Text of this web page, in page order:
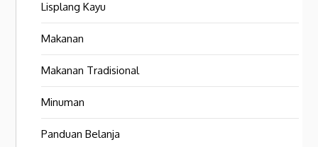
Lisplang Kayu
Makanan
Makanan Tradisional
Minuman
Panduan Belanja